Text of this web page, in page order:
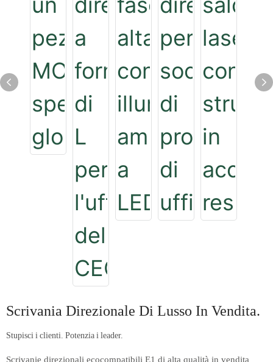
Scrivania Direzionale Di Lusso In Vendita.
Stupisci i clienti. Potenzia i leader.
Scrivanie direzionali ecocompatibili E1 di alta qualità in vendita